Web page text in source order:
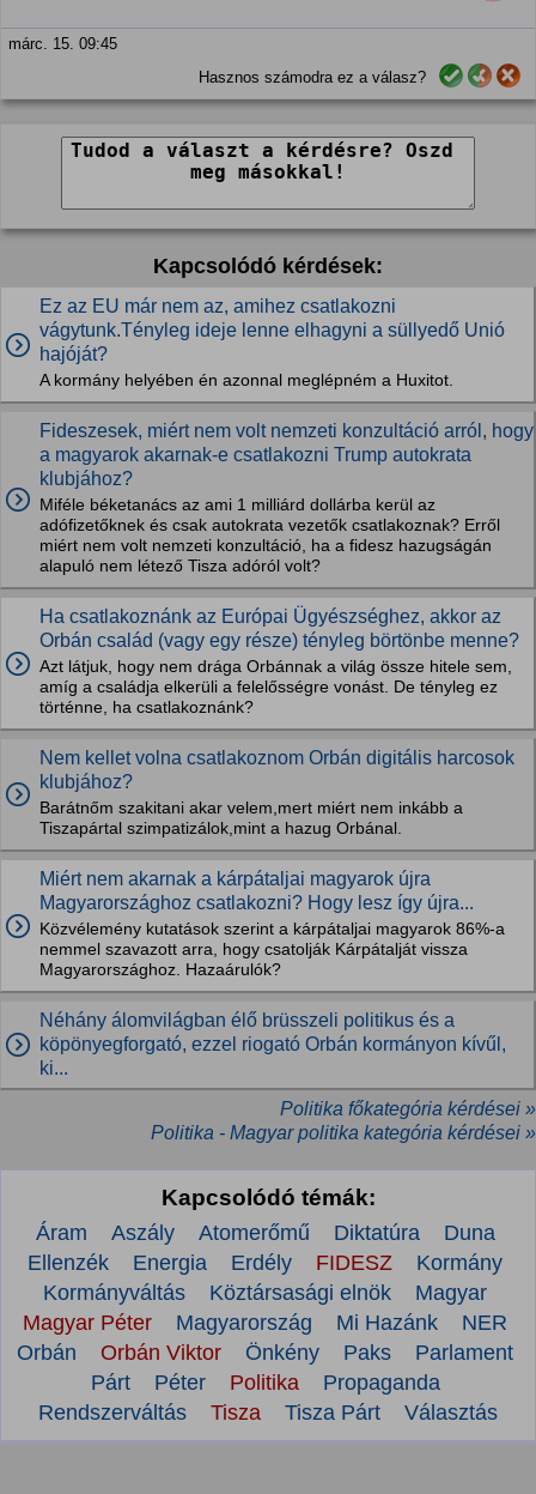
márc. 15. 09:45
Hasznos számodra ez a válasz?
Kapcsolódó kérdések:
Ez az EU már nem az, amihez csatlakozni
vágytunk.Tényleg ideje lenne elhagyni a süllyedő Unió
hajóját?
A kormány helyében én azonnal meglépném a Huxitot.
Fideszesek, miért nem volt nemzeti konzultáció arról, hogy
a magyarok akarnak-e csatlakozni Trump autokrata
klubjához?
Miféle béketanács az ami 1 milliárd dollárba kerül az
adófizetőknek és csak autokrata vezetők csatlakoznak? Erről
miért nem volt nemzeti konzultáció, ha a fidesz hazugságán
alapuló nem létező Tisza adóról volt?
Ha csatlakoznánk az Európai Ügyészséghez, akkor az
Orbán család (vagy egy része) tényleg börtönbe menne?
Azt látjuk, hogy nem drága Orbánnak a világ össze hitele sem,
amíg a családja elkerüli a felelősségre vonást. De tényleg ez
történne, ha csatlakoznánk?
Nem kellet volna csatlakoznom Orbán digitális harcosok
klubjához?
Barátnőm szakitani akar velem,mert miért nem inkább a
Tiszapártal szimpatizálok,mint a hazug Orbánal.
Miért nem akarnak a kárpátaljai magyarok újra
Magyarországhoz csatlakozni? Hogy lesz így újra...
Közvélemény kutatások szerint a kárpátaljai magyarok 86%-a
nemmel szavazott arra, hogy csatolják Kárpátalját vissza
Magyarországhoz. Hazaárulók?
Néhány álomvilágban élő brüsszeli politikus és a
köpönyegforgató, ezzel riogató Orbán kormányon kívűl,
ki...
Politika főkategória kérdései »
Politika - Magyar politika kategória kérdései »
Kapcsolódó témák:
Áram Aszály Atomerőmű Diktatúra
Duna
Ellenzék
Energia Erdély FIDESZ
Kormány
Kormányváltás
Köztársasági elnök
Magyar
Magyar Péter
Magyarország Mi Hazánk
NER
Orbán
Orbán Viktor Önkény Paks
Parlament
Párt
Péter Politika
Propaganda
Rendszerváltás
Tisza Tisza Párt Választás